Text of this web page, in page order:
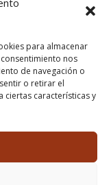
para almacenar
nos
de navegación o
o retirar el
ciertas características y
Febrro
about-us/»